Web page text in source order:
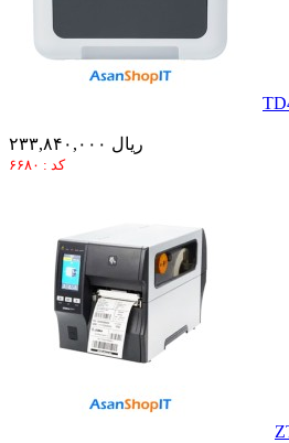
۲۳۳,۸۴۰,۰۰۰ ریال
کد : ۶۶۸۰